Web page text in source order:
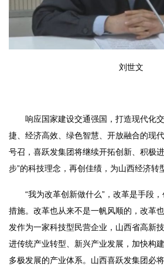
刘世文
响应国家建设交通强国，打造现代化
捷、经济高效、绿色智慧、开放融合的现
号召，喜跃发集团将继续开拓创新、积极
步”的科技理念，再创佳绩，为山西经济转
“我为改革创新做什么”，改革是手段
措施。改革也从来不是一帆风顺的，改革
发作为一家科技型民营企业，山西省高新
进传统产业转型、新兴产业发展，加快构
多极发展的产业体系。山西喜跃发集团必